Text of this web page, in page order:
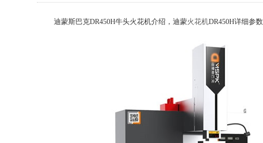
迪蒙斯巴克DR450H牛头火花机介绍，迪蒙火花机DR450H详细参数